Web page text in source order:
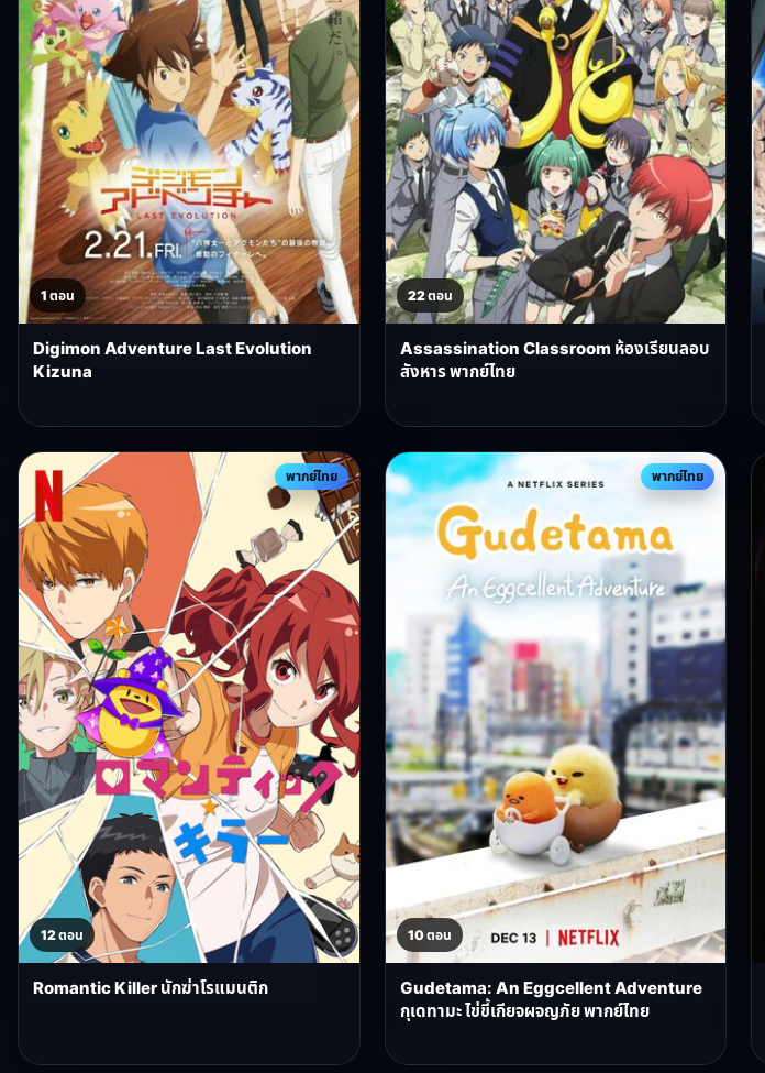
1 ตอน
Digimon Adventure Last Evolution
Kizuna
22 ตอน
Assassination Classroom ห้องเรียนลอบ
สังหาร พากย์ไทย
พากย์ไทย
12 ตอน
Romantic Killer นักฆ่าโรแมนติก
พากย์ไทย
10 ตอน
Gudetama: An Eggcellent Adventure
กุเดทามะ ไข่ขี้เกียจผจญภัย พากย์ไทย